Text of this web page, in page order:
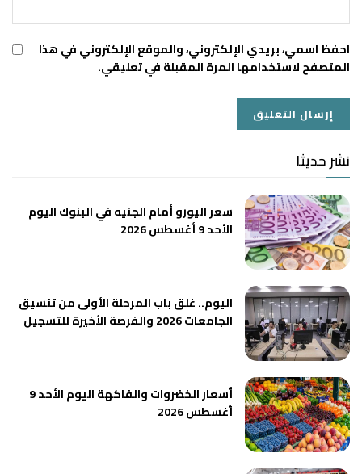
احفظ اسمي، بريدي الإلكتروني، والموقع الإلكتروني في هذا
المتصفح لاستخدامها المرة المقبلة في تعليقي.
نشر حديثا
سعر اليورو أمام الجنيه في البنوك اليوم
الأحد 9 أغسطس 2026
اليوم.. غلق باب المرحلة الأولى من تنسيق
الجامعات 2026 والفرصة الأخيرة للتسجيل
أسعار الخضروات والفاكهة اليوم الأحد 9
أغسطس 2026